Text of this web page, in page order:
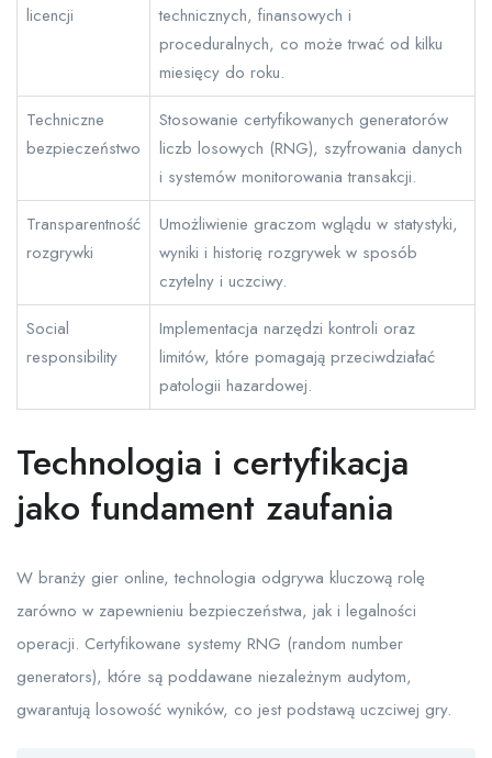
licencji
technicznych, finansowych i
proceduralnych, co może trwać od kilku
miesięcy do roku.
Techniczne
bezpieczeństwo
Stosowanie certyfikowanych generatorów
liczb losowych (RNG), szyfrowania danych
i systemów monitorowania transakcji.
Transparentność
rozgrywki
Umożliwienie graczom wglądu w statystyki,
wyniki i historię rozgrywek w sposób
czytelny i uczciwy.
Social
responsibility
Implementacja narzędzi kontroli oraz
limitów, które pomagają przeciwdziałać
patologii hazardowej.
Technologia i certyfikacja
jako fundament zaufania
W branży gier online, technologia odgrywa kluczową rolę
zarówno w zapewnieniu bezpieczeństwa, jak i legalności
operacji. Certyfikowane systemy RNG (random number
generators), które są poddawane niezależnym audytom,
gwarantują losowość wyników, co jest podstawą uczciwej gry.